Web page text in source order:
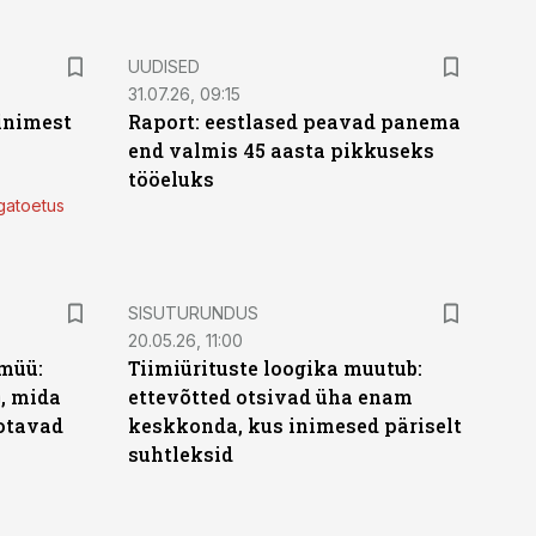
UUDISED
31.07.26, 09:15
Raport: eestlased peavad panema
end valmis 45 aasta pikkuseks
tööeluks
mida
ST
SISUTURUNDUS
20.05.26, 11:00
Tiimiürituste loogika muutub:
ettevõtted otsivad üha enam
keskkonda, kus inimesed päriselt
suhtleksid